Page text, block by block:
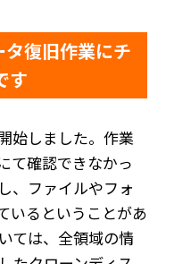
復旧作業にチ
す
始しました。作業
て確認できなかっ
、ファイルやフォ
いるということがあ
ては、全領域の情